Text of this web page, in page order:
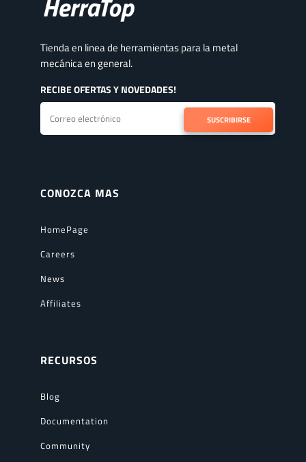
Tienda en linea de herramientas para la metal
mecánica en general.
RECIBE OFERTAS Y NOVEDADES!
SUSCRIBIRSE
CONOZCA MAS
HomePage
Careers
News
Affiliates
RECURSOS
Blog
Documentation
Community